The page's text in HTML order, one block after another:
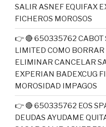
SALIR ASNEF EQUIFAX
FICHEROS MOROSOS
👉 🔴 650335762 CABOT
LIMITED COMO
ELIMINAR CANCELAR
EXPERIAN BADEXCUG
MOROSIDAD IMPAGOS
👉 🔴 650335762 EOS
DEUDAS AYUDAME